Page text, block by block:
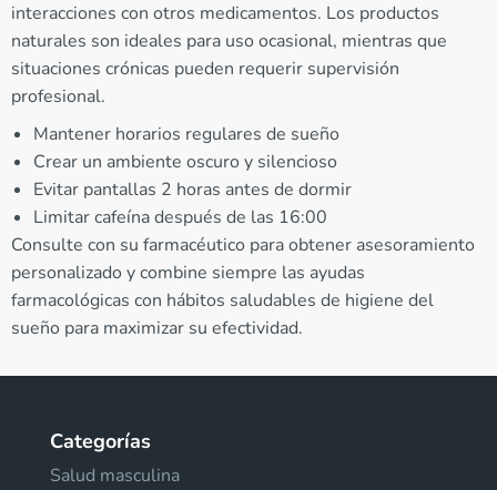
interacciones con otros medicamentos. Los productos
naturales son ideales para uso ocasional, mientras que
situaciones crónicas pueden requerir supervisión
profesional.
Mantener horarios regulares de sueño
Crear un ambiente oscuro y silencioso
Evitar pantallas 2 horas antes de dormir
Limitar cafeína después de las 16:00
Consulte con su farmacéutico para obtener asesoramiento
personalizado y combine siempre las ayudas
farmacológicas con hábitos saludables de higiene del
sueño para maximizar su efectividad.
Categorías
Salud masculina